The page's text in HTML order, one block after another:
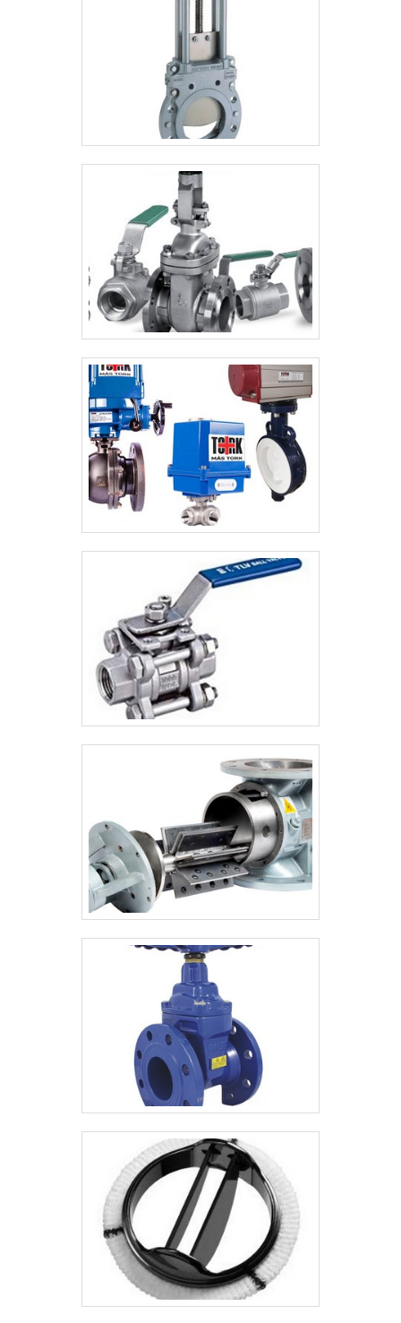
entendem a necessidade de cada cliente.
Também foram investidos valores
consideráveis em instalações de qualidade,
aumentando a eficiência da marca. A RRG
Automação Industrial é uma empresa que
tem se destacado da concorrência pela
seriedade e qualidade, que fecham todo o
ciclo de entrega com excelência para seus